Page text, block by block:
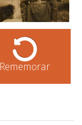
Rememorar